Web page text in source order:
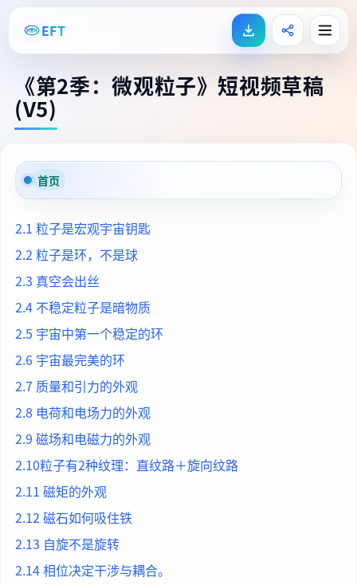
EFT
《第2季：微观粒子》短视频草稿
(V5)
首页
2.1 粒子是宏观宇宙钥匙
2.2 粒子是环，不是球
2.3 真空会出丝
2.4 不稳定粒子是暗物质
2.5 宇宙中第一个稳定的环
2.6 宇宙最完美的环
2.7 质量和引力的外观
2.8 电荷和电场力的外观
2.9 磁场和电磁力的外观
2.10粒子有2种纹理：直纹路＋旋向纹路
2.11 磁矩的外观
2.12 磁石如何吸住铁
2.13 自旋不是旋转
2.14 相位决定干涉与耦合。